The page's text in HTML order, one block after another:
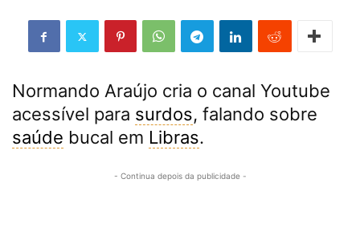
Normando Araújo cria o canal Youtube
acessível para surdos, falando sobre
saúde bucal em Libras.
- Continua depois da publicidade -